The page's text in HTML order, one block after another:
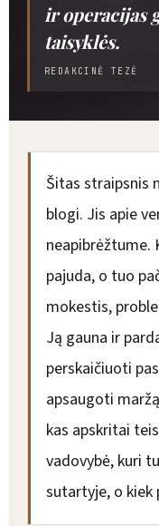
ir operacijas
taisyklės.
REDAKCINĖ TEZĖ
Šitas straipsnis
blogi. Jis apie
neapibrėžtume.
pajuda, o tuo
mokestis,
Ją gauna ir
perskaičiuoti
apsaugoti
kas apskritai
vadovybė, kuri
sutartyje, o kiek